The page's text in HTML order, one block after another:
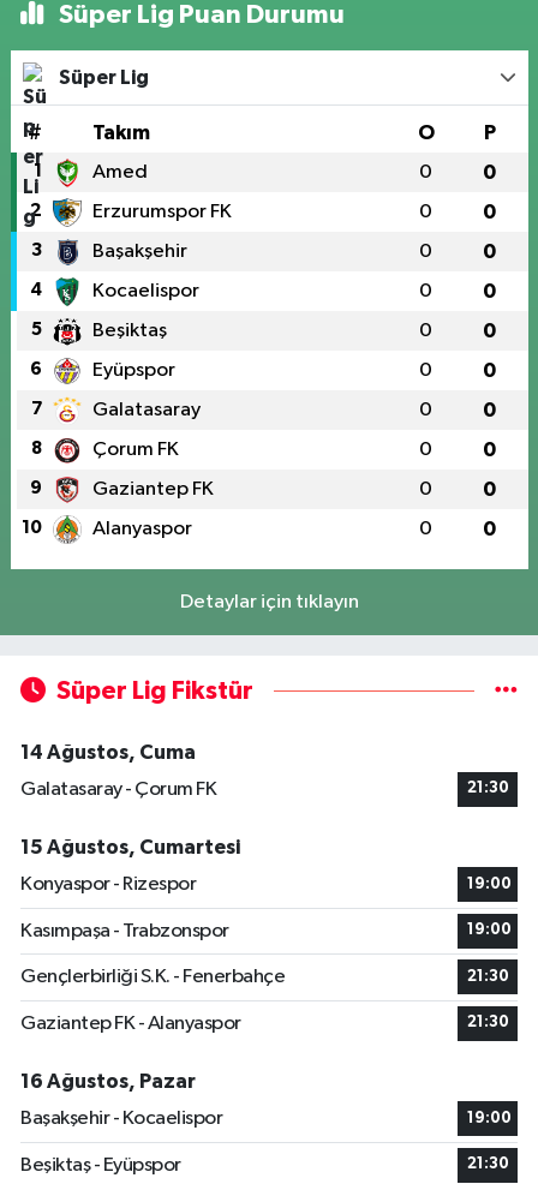
Süper Lig Puan Durumu
Süper Lig
# Takım O P
1 Amed 0 0
2 Erzurumspor FK 0 0
3 Başakşehir 0 0
4 Kocaelispor 0 0
5 Beşiktaş 0 0
6 Eyüpspor 0 0
7 Galatasaray 0 0
8 Çorum FK 0 0
9 Gaziantep FK 0 0
10 Alanyaspor 0 0
Detaylar için tıklayın
Süper Lig Fikstür
14 Ağustos, Cuma
Galatasaray - Çorum FK
21:30
15 Ağustos, Cumartesi
Konyaspor - Rizespor
19:00
Kasımpaşa - Trabzonspor 19:00
Gençlerbirliği S.K. - Fenerbahçe 21:30
Gaziantep FK - Alanyaspor 21:30
16 Ağustos, Pazar
Başakşehir - Kocaelispor
19:00
Beşiktaş - Eyüpspor 21:30